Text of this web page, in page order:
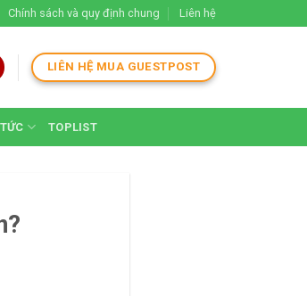
Chính sách và quy định chung Liên hệ
LIÊN HỆ MUA GUESTPOST
TOPLIST